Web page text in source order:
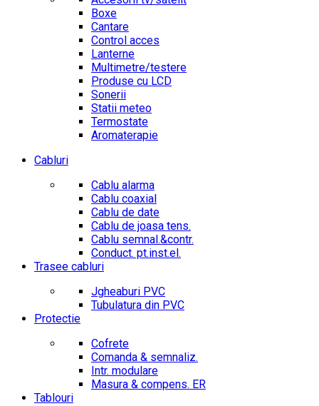
Boxe
Cantare
Control acces
Lanterne
Multimetre/testere
Produse cu LCD
Sonerii
Statii meteo
Termostate
Aromaterapie
Cabluri
Cablu alarma
Cablu coaxial
Cablu de date
Cablu de joasa tens.
Cablu semnal.&contr.
Conduct. pt.inst.el.
Trasee cabluri
Jgheaburi PVC
Tubulatura din PVC
Protectie
Cofrete
Comanda & semnaliz.
Intr. modulare
Masura & compens. ER
Tablouri